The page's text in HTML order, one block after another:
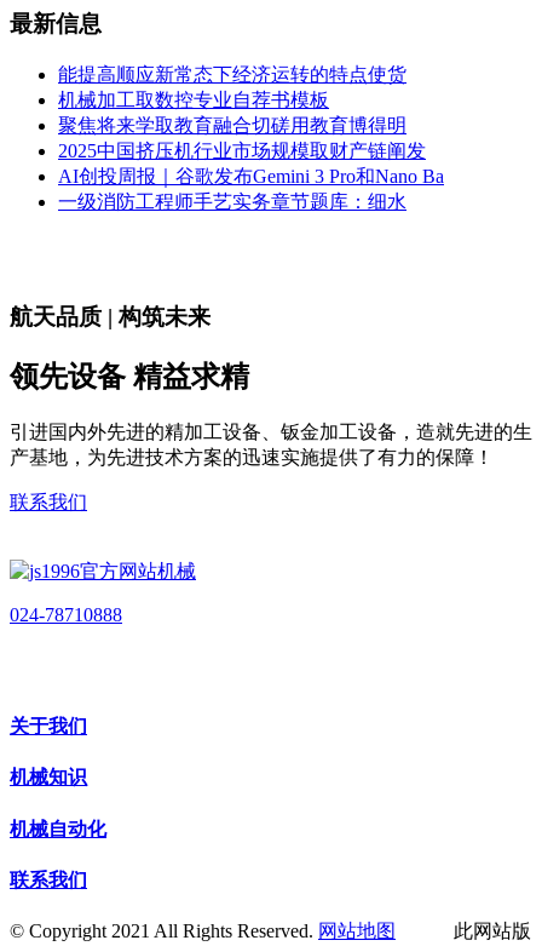
最新信息
能提高顺应新常态下经济运转的特点使货
机械加工取数控专业自荐书模板
聚焦将来学取教育融合切磋用教育博得明
2025中国挤压机行业市场规模取财产链阐发
AI创投周报｜谷歌发布Gemini 3 Pro和Nano Ba
一级消防工程师手艺实务章节题库：细水
航天品质 | 构筑未来
领先设备 精益求精
引进国内外先进的精加工设备、钣金加工设备，造就先进的生
产基地，为先进技术方案的迅速实施提供了有力的保障！
联系我们
024-78710888
关于我们
机械知识
机械自动化
联系我们
© Copyright 2021 All Rights Reserved. 网站地图 此网站版